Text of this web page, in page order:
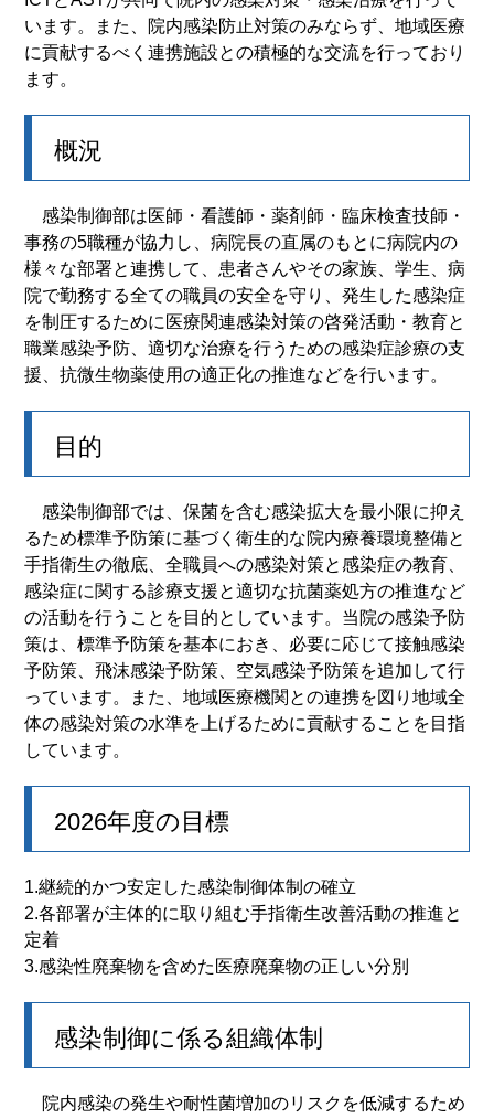
います。また、院内感染防止対策のみならず、地域医療
に貢献するべく連携施設との積極的な交流を行っており
ます。
概況
感染制御部は医師・看護師・薬剤師・臨床検査技師・
事務の5職種が協力し、病院長の直属のもとに病院内の
様々な部署と連携して、患者さんやその家族、学生、病
院で勤務する全ての職員の安全を守り、発生した感染症
を制圧するために医療関連感染対策の啓発活動・教育と
職業感染予防、適切な治療を行うための感染症診療の支
援、抗微生物薬使用の適正化の推進などを行います。
目的
感染制御部では、保菌を含む感染拡大を最小限に抑え
るため標準予防策に基づく衛生的な院内療養環境整備と
手指衛生の徹底、全職員への感染対策と感染症の教育、
感染症に関する診療支援と適切な抗菌薬処方の推進など
の活動を行うことを目的としています。当院の感染予防
策は、標準予防策を基本におき、必要に応じて接触感染
予防策、飛沫感染予防策、空気感染予防策を追加して行
っています。また、地域医療機関との連携を図り地域全
体の感染対策の水準を上げるために貢献することを目指
しています。
2026年度の目標
1.継続的かつ安定した感染制御体制の確立
2.各部署が主体的に取り組む手指衛生改善活動の推進と
定着
3.感染性廃棄物を含めた医療廃棄物の正しい分別
感染制御に係る組織体制
院内感染の発生や耐性菌増加のリスクを低減するため